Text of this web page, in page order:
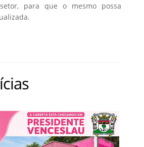
para que o mesmo possa